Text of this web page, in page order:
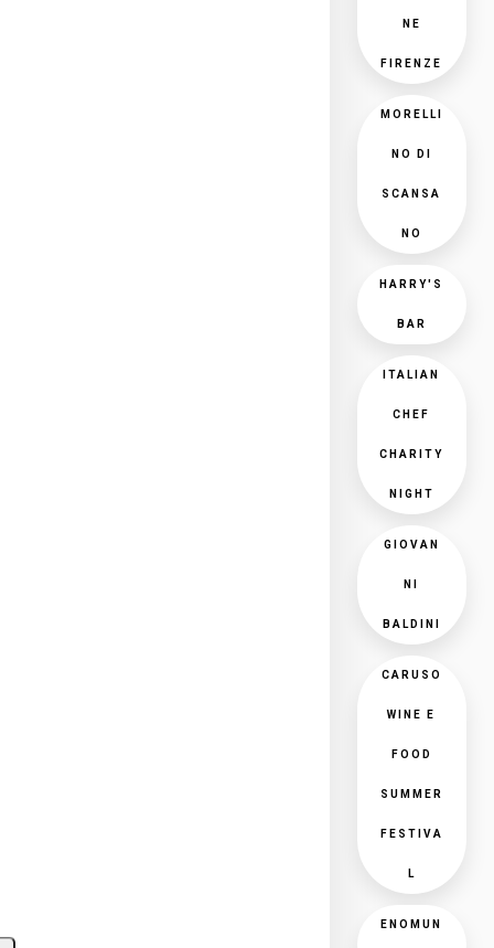
NE
FIRENZE
MORELLI
NO DI
SCANSA
NO
HARRY'S
BAR
ITALIAN
CHEF
CHARITY
NIGHT
GIOVAN
NI
BALDINI
CARUSO
WINE E
FOOD
SUMMER
FESTIVA
L
ENOMUN